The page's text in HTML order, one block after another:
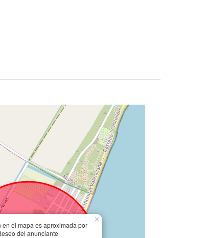
en el mapa es aproximada por
del anunciante
×